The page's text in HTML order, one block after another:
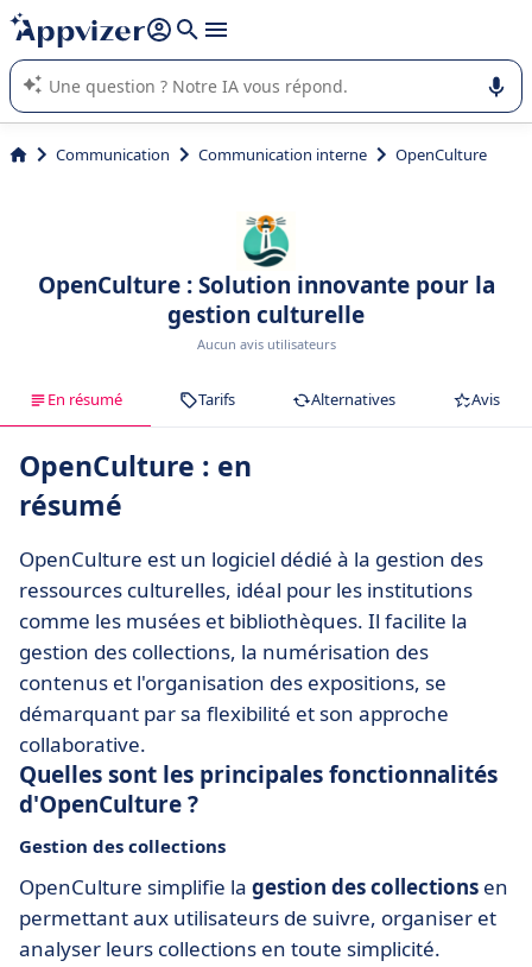
répondre (plusieurs lignes avec
L'IA de Appvizer vous guide dans l'utilisation ou la sélection de
logiciel SaaS en entreprise.
Communication Communication interne OpenCulture
OpenCulture : Solution innovante pour la
gestion culturelle
Aucun avis utilisateurs
En résumé Tarifs Alternatives Avis
OpenCulture : en
résumé
OpenCulture est un logiciel dédié à la gestion des
ressources culturelles, idéal pour les institutions
comme les musées et bibliothèques. Il facilite la
gestion des collections, la numérisation des
contenus et l'organisation des expositions, se
démarquant par sa flexibilité et son approche
collaborative.
Quelles sont les principales fonctionnalités
d'OpenCulture ?
Gestion des collections
OpenCulture simplifie la gestion des collections en
permettant aux utilisateurs de suivre, organiser et
analyser leurs collections en toute simplicité.